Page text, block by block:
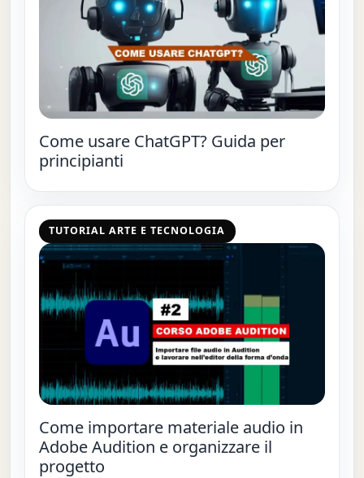
Come usare ChatGPT? Guida per
principianti
TUTORIAL ARTE E TECNOLOGIA
Come importare materiale audio in
Adobe Audition e organizzare il
progetto